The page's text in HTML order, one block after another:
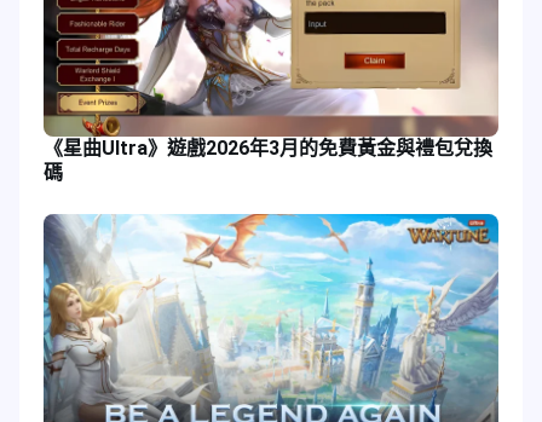
《星曲Ultra》遊戲2026年3月的免費黃金與禮包兌換
碼